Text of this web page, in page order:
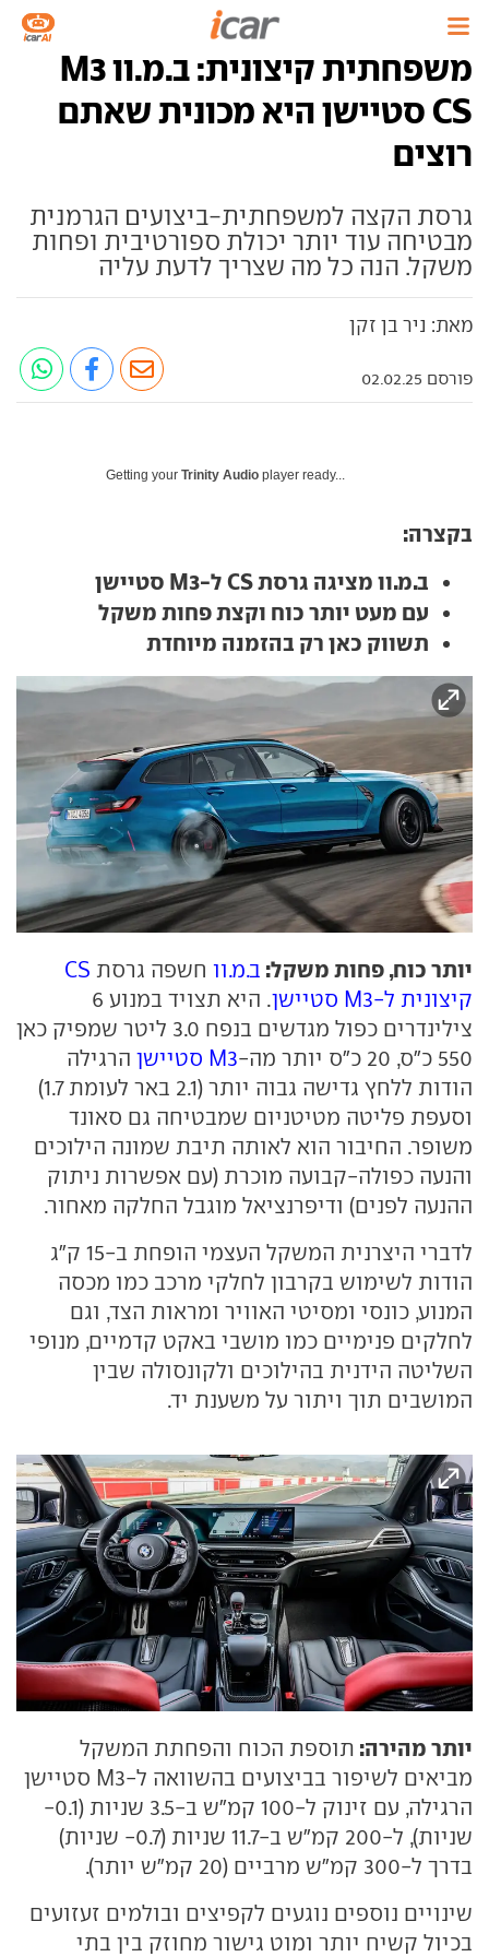
משפחתית קיצונית: ב.מ.וו M3
CS סטיישן היא מכונית שאתם
רוצים
גרסת הקצה למשפחתית-ביצועים הגרמנית
מבטיחה עוד יותר יכולת ספורטיבית ופחות
משקל. הנה כל מה שצריך לדעת עליה
מאת: ניר בן זקן
פורסם 02.02.25
Getting your Trinity Audio player ready...
בקצרה:
ב.מ.וו מציגה גרסת CS ל-M3 סטיישן
עם מעט יותר כוח וקצת פחות משקל
תשווק כאן רק בהזמנה מיוחדת
יותר כוח, פחות משקל: ב.מ.וו חשפה גרסת CS
קיצונית ל-M3 סטיישן
. היא תצויד במנוע 6
צילינדרים כפול מגדשים בנפח 3.0 ליטר שמפיק כאן
550 כ"ס, 20 כ"ס יותר מה-
M3 סטיישן
הרגילה
הודות ללחץ גדישה גבוה יותר (2.1 באר לעומת 1.7)
וסעפת פליטה מטיטניום שמבטיחה גם סאונד
משופר. החיבור הוא לאותה תיבת שמונה הילוכים
והנעה כפולה-קבועה מוכרת (עם אפשרות ניתוק
ההנעה לפנים) ודיפרנציאל מוגבל החלקה מאחור.
לדברי היצרנית המשקל העצמי הופחת ב-15 ק"ג
הודות לשימוש בקרבון לחלקי מרכב כמו מכסה
המנוע, כונסי ומסיטי האוויר ומראות הצד, וגם
לחלקים פנימיים כמו מושבי באקט קדמיים, מנופי
השליטה הידנית בהילוכים ולקונסולה שבין
המושבים תוך ויתור על משענת יד.
יותר מהירה: תוספת הכוח והפחתת המשקל
מביאים לשיפור בביצועים בהשוואה ל-M3 סטיישן
הרגילה, עם זינוק ל-100 קמ"ש ב-3.5 שניות (0.1-
שניות), ל-200 קמ"ש ב-11.7 שניות (0.7- שניות)
בדרך ל-300 קמ"ש מרביים (20 קמ"ש יותר).
שינויים נוספים נוגעים לקפיצים ובולמים זעזועים
בכיול קשיח יותר ומוט גישור מחוזק בין בתי